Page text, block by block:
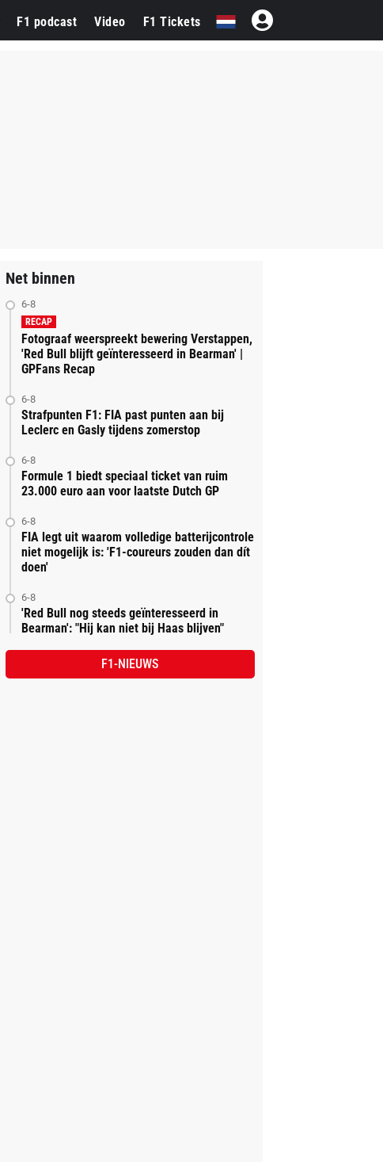
F1 podcast Video F1 Tickets
Net binnen
6-8
RECAP
Fotograaf weerspreekt bewering Verstappen,
'Red Bull blijft geïnteresseerd in Bearman' |
GPFans Recap
6-8
Strafpunten F1: FIA past punten aan bij
Leclerc en Gasly tijdens zomerstop
6-8
Formule 1 biedt speciaal ticket van ruim
23.000 euro aan voor laatste Dutch GP
6-8
FIA legt uit waarom volledige batterijcontrole
niet mogelijk is: 'F1-coureurs zouden dan dít
doen'
6-8
'Red Bull nog steeds geïnteresseerd in
Bearman': "Hij kan niet bij Haas blijven"
F1-NIEUWS